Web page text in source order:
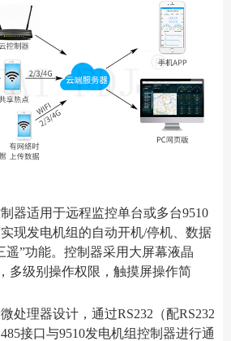
器适用于远程监控单台或多台9510
现发电机组的自动开机/停机、数据
遥”功能。控制器采用大屏幕液晶
多级别操作权限，触摸屏操作简
理器设计，通过RS232（配RS232
接口与9510发电机组控制器进行通